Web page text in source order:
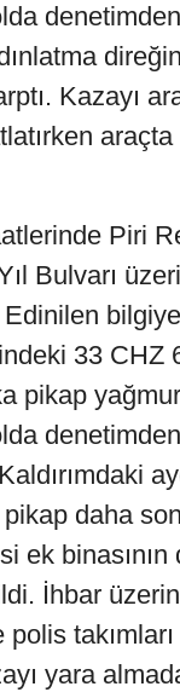
Kazayı
Piri
Bulvarı
33 CHZ
pikap
daha
ek binasının
İhbar
polis
yara